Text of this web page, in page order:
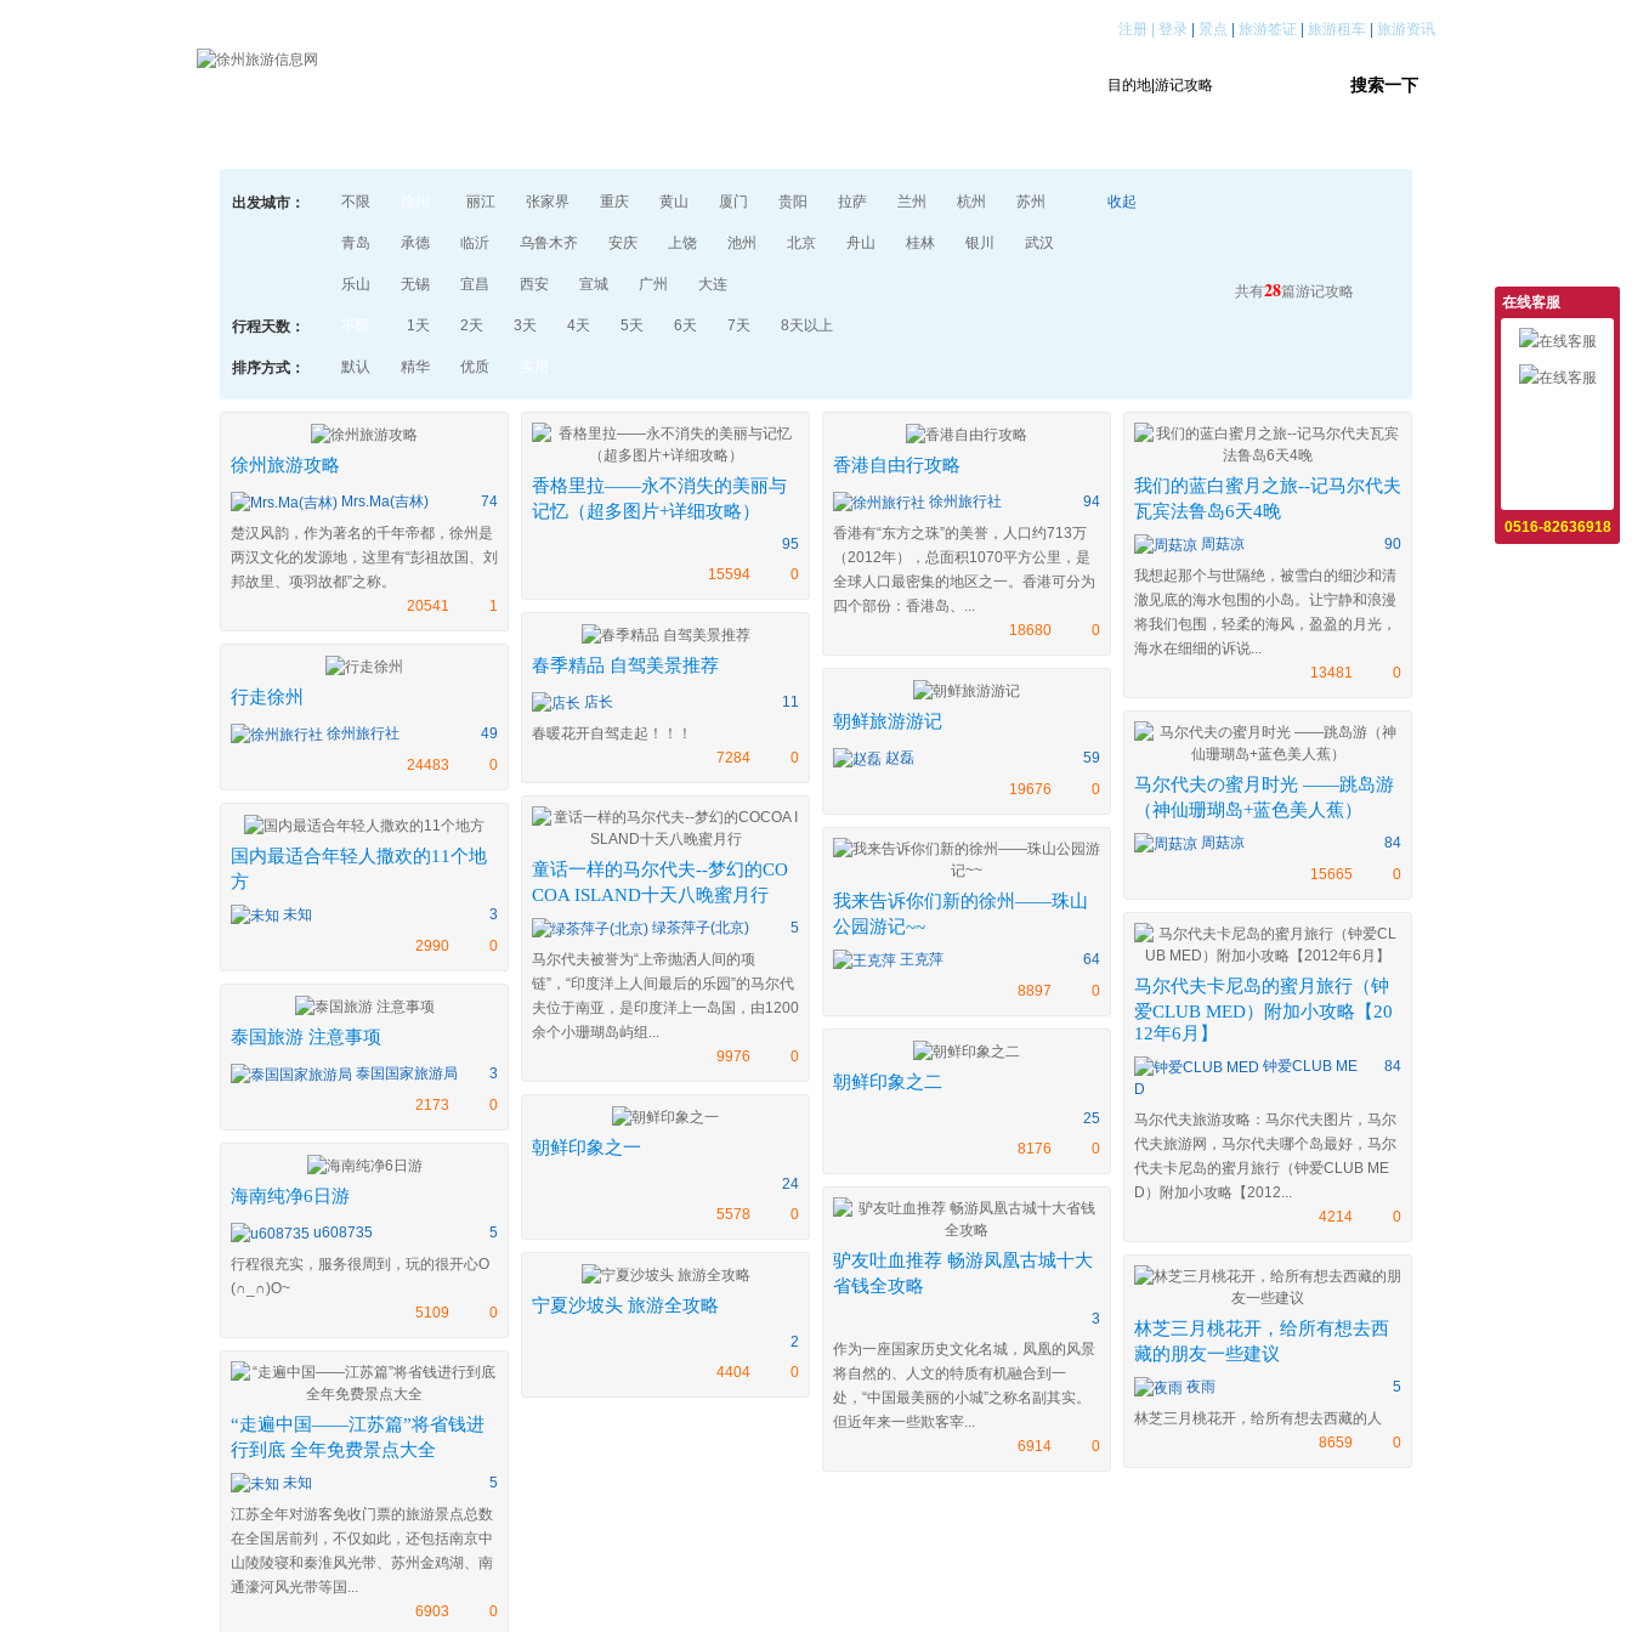
注册 登录 景点 旅游签证 旅游租车 旅游资讯
出发城市： 不限 丽江 张家界 重庆 黄山 厦门 贵阳 拉萨 兰州 杭州 苏州
青岛 承德 临沂 乌鲁木齐 安庆 上饶 池州 北京 舟山 桂林 银川 武汉
乐山 无锡 宜昌 西安 宣城 广州 大连
收起
行程天数： 1天 2天 3天 4天 5天 6天 7天 8天以上
排序方式： 默认 精华 优质
共有28篇游记攻略
徐州旅游攻略
74
Mrs.Ma(吉林)
楚汉风韵，作为著名的千年帝都，徐州是
两汉文化的发源地，这里有“彭祖故国、刘
邦故里、项羽故都”之称。
20541
1
香格里拉——永不消失的美丽与
记忆（超多图片+详细攻略）
95
15594
0
香港自由行攻略
94
徐州旅行社
香港有“东方之珠”的美誉，人口约713万
（2012年），总面积1070平方公里，是
全球人口最密集的地区之一。香港可分为
四个部份：香港岛、...
18680
0
我们的蓝白蜜月之旅--记马尔代夫
瓦宾法鲁岛6天4晚
90
周菇凉
我想起那个与世隔绝，被雪白的细沙和清
澈见底的海水包围的小岛。让宁静和浪漫
将我们包围，轻柔的海风，盈盈的月光，
海水在细细的诉说...
13481
0
春季精品 自驾美景推荐
11
店长
春暖花开自驾走起！！！
7284
0
行走徐州
49
徐州旅行社
24483
0
朝鲜旅游游记
59
赵磊
19676
0 马尔代夫の蜜月时光 ——跳岛游
（神仙珊瑚岛+蓝色美人蕉）
84
周菇凉
15665
0
童话一样的马尔代夫--梦幻的CO
COA ISLAND十天八晚蜜月行
5
绿茶萍子(北京)
马尔代夫被誉为“上帝抛洒人间的项
链”，“印度洋上人间最后的乐园”的马尔代
夫位于南亚，是印度洋上一岛国，由1200
余个小珊瑚岛屿组...
9976
0
国内最适合年轻人撒欢的11个地
方
3
未知
2990
0
我来告诉你们新的徐州——珠山
公园游记~~
64
王克萍
8897
0 马尔代夫卡尼岛的蜜月旅行（钟
爱CLUB MED）附加小攻略【20
12年6月】
84
钟爱CLUB ME
D
马尔代夫旅游攻略：马尔代夫图片，马尔
代夫旅游网，马尔代夫哪个岛最好，马尔
代夫卡尼岛的蜜月旅行（钟爱CLUB ME
D）附加小攻略【2012...
4214
0
泰国旅游 注意事项
3
泰国国家旅游局
2173
0
朝鲜印象之二
25
8176
0
朝鲜印象之一
24
5578
0
海南纯净6日游
5
u608735
行程很充实，服务很周到，玩的很开心O
(∩_∩)O~
5109
0
驴友吐血推荐 畅游凤凰古城十大
省钱全攻略
3
作为一座国家历史文化名城，凤凰的风景
将自然的、人文的特质有机融合到一
处，“中国最美丽的小城”之称名副其实。
但近年来一些欺客宰...
6914
0
宁夏沙坡头 旅游全攻略
2
4404
0
林芝三月桃花开，给所有想去西
藏的朋友一些建议
5
夜雨
林芝三月桃花开，给所有想去西藏的人
8659
0
“走遍中国——江苏篇”将省钱进
行到底 全年免费景点大全
5
未知
江苏全年对游客免收门票的旅游景点总数
在全国居前列，不仅如此，还包括南京中
山陵陵寝和秦淮风光带、苏州金鸡湖、南
通濠河风光带等国...
6903
0
在线客服
0516-82636918